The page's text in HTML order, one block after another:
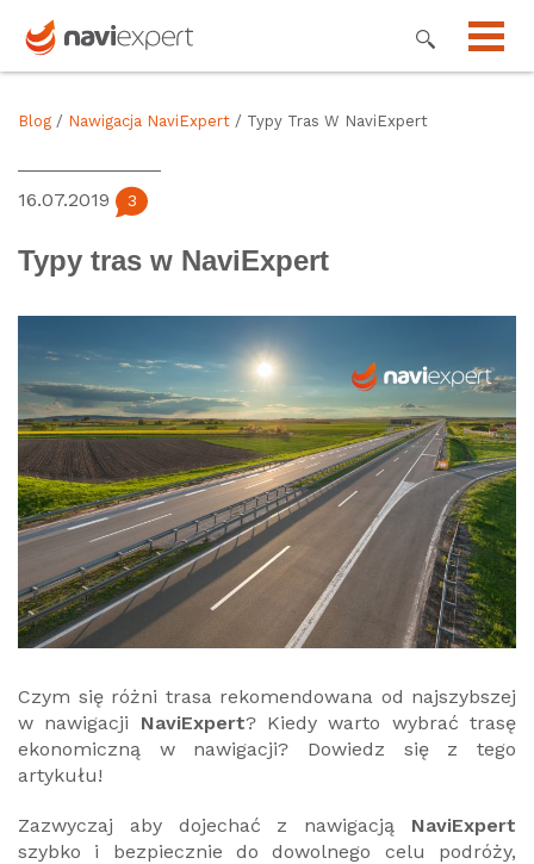
Blog / Nawigacja NaviExpert / Typy Tras W NaviExpert
16.07.2019 3
Typy tras w NaviExpert
Czym się różni trasa rekomendowana od najszybszej
w nawigacji NaviExpert? Kiedy warto wybrać trasę
ekonomiczną w nawigacji? Dowiedz się z tego
artykułu!
Zazwyczaj aby dojechać z nawigacją NaviExpert
szybko i bezpiecznie do dowolnego celu podróży,